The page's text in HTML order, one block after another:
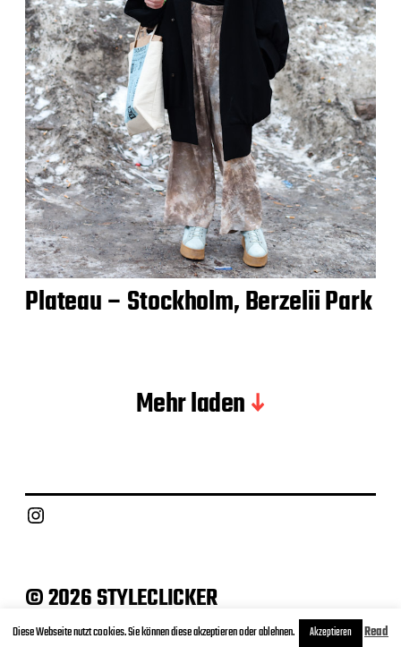
Plateau – Stockholm, Berzelii Park
Mehr laden
Instagram
© 2026 STYLECLICKER
Archive Contact Datenschutz Impressum
Diese Webseite nutzt cookies. Sie können diese akzeptieren oder ablehnen. Akzeptieren
Read